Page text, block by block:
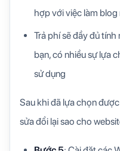
hợp với việc làm
Trả phí sẽ đầy đủ
bạn, có nhiều sự lựa
sử dụng
Sau khi đã lựa chọn
sửa đổi lại sao cho